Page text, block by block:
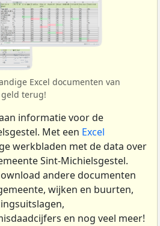
Excel documenten van
terug!
informatie voor de
Met een Excel
werkbladen met de data over
Sint-Michielsgestel.
andere documenten
wijken en buurten,
en nog veel meer!